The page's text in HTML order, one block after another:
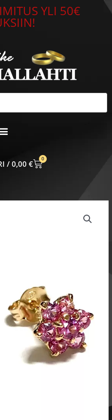
YLI 50€
0,00 €
0
CART